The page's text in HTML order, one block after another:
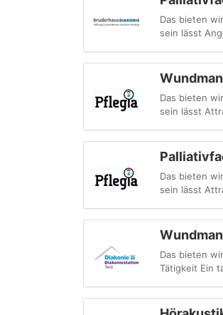
Das bieten
sein lässt
Das bieten
sein lässt
Das bieten
sein lässt
Das bieten
Tätigkeit Ein